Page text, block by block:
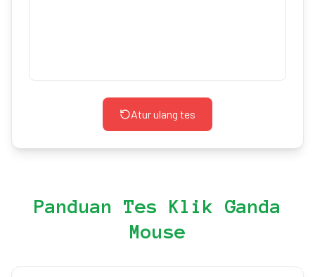
Atur ulang tes
Panduan Tes Klik Ganda
Mouse